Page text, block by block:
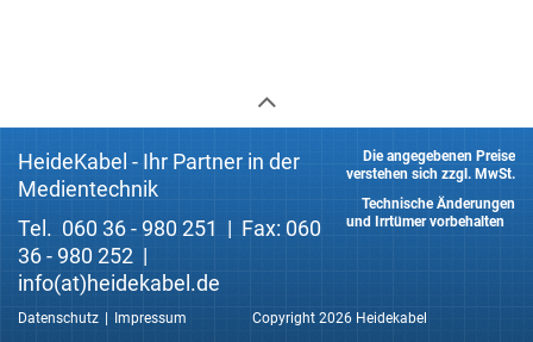
HeideKabel - Ihr Partner in der
Medientechnik
Tel. 060 36 - 980 251 | Fax: 060
36 - 980 252 |
info(at)heidekabel.de
Die angegebenen Preise
verstehen sich zzgl. MwSt.
Technische Änderungen
und Irrtümer vorbehalten
Datenschutz Impressum Copyright 2026 Heidekabel